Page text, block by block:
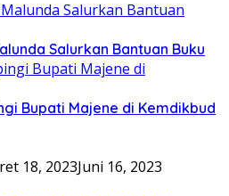
Salurkan Bantuan Buku
Bupati Majene di Kemdikbud
18, 2023Juni 16, 2023